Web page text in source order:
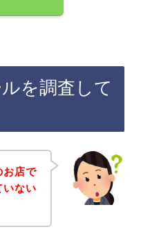
を調査して
お店で
いない